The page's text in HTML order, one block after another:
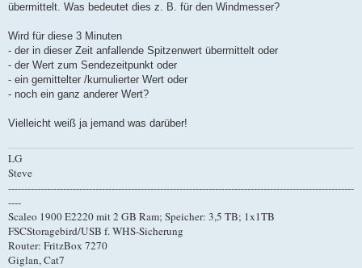
übermittelt. Was bedeutet dies z. B. für den Windmesser?
Wird für diese 3 Minuten
- der in dieser Zeit anfallende Spitzenwert übermittelt oder
- der Wert zum Sendezeitpunkt oder
- ein gemittelter /kumulierter Wert oder
- noch ein ganz anderer Wert?
Vielleicht weiß ja jemand was darüber!
LG
Steve
-----------------------------------------------------------------------------------------------------------
----
Scaleo 1900 E2220 mit 2 GB Ram; Speicher: 3,5 TB; 1x1TB
FSCStoragebird/USB f. WHS-Sicherung
Router: FritzBox 7270
Giglan, Cat7